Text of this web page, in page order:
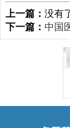
上一篇： 没有
下一篇： 中国